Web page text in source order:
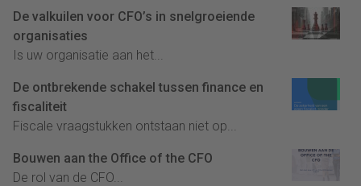
De valkuilen voor CFO’s in snelgroeiende
organisaties
Is uw organisatie aan het...
De ontbrekende schakel tussen finance en
fiscaliteit
Fiscale vraagstukken ontstaan niet op...
Bouwen aan the Office of the CFO
De rol van de CFO...